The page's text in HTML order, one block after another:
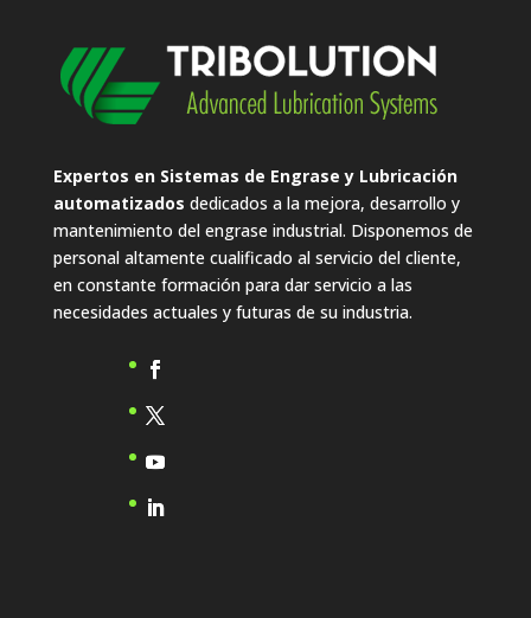
Expertos en Sistemas de Engrase y Lubricación
automatizados dedicados a la mejora, desarrollo y
mantenimiento del engrase industrial. Disponemos de
personal altamente cualificado al servicio del cliente,
en constante formación para dar servicio a las
necesidades actuales y futuras de su industria.